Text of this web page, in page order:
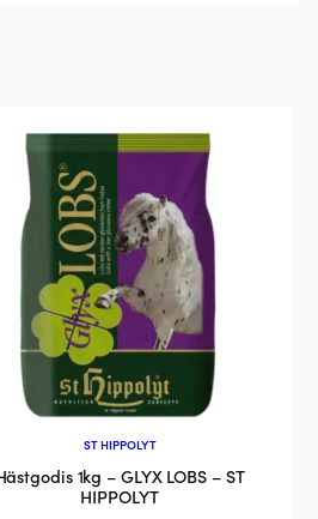
ST HIPPOLYT
1kg – GLYX LOBS – ST
HIPPOLYT